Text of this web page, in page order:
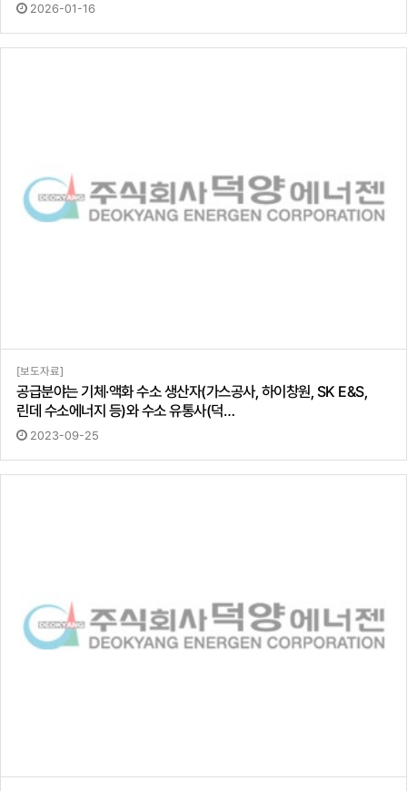
2026-01-16
[보도자료]
공급분야는 기체·액화 수소 생산자(가스공사, 하이창원, SK E&S,
린데 수소에너지 등)와 수소 유통사(덕…
2023-09-25